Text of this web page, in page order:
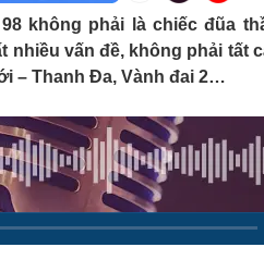
Xe máy
Tư vấn
Giải trí
Nghệ sĩ
Thời trang
Sao Việt
không phải là chiếc đũa
nhiều vấn đề, không phải tất
– Thanh Đa, Vành đai 2…